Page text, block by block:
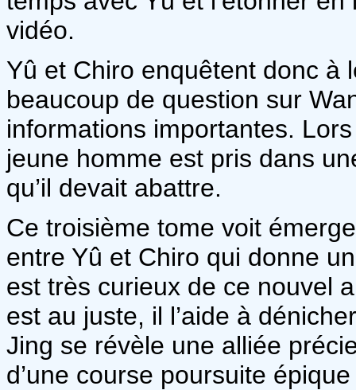
vidéo.
Yû et Chiro enquêtent donc à
beaucoup de question sur
informations importantes.
jeune homme est pris dans
qu’il devait abattre.
Ce troisième tome voit
entre Yû et Chiro qui donne
est très curieux de ce nouvel
est au juste, il l’aide à
Jing se révèle une alliée
d’une course poursuite